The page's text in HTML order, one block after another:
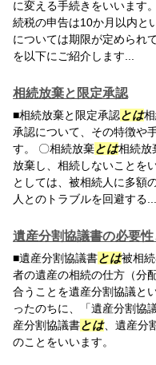
に変える手続きをいいます
続税の申告は10か月以内と
については期限が定められ
を以下にご紹介します...
相続放棄と限定承認
■相続放棄と限定承認とは
承認について、その特徴や
す。 〇相続放棄とは相続放
放棄し、相続しないことを
としては、被相続人に多額
人とのトラブルを回避する...
遺産分割協議書の必要
■遺産分割協議書とは被相
者の遺産の相続の仕方（分
合うことを遺産分割協議と
ったのちに、「遺産分割協
産分割協議書とは、遺産分
のことをいいます。